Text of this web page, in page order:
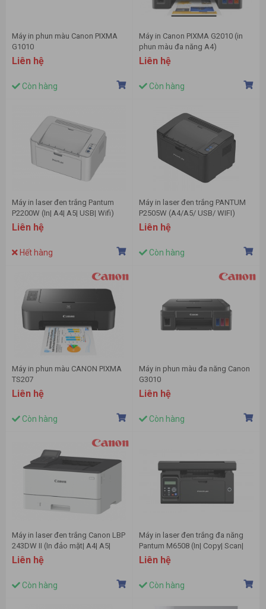
Máy in phun màu Canon PIXMA
G1010
Liên hệ
Còn hàng
Máy in Canon PIXMA G2010 (in
phun màu đa năng A4)
Liên hệ
Còn hàng
Máy in laser đen trắng Pantum
P2200W (In| A4| A5| USB| Wifi)
Liên hệ
Hết hàng
Máy in laser đen trắng PANTUM
P2505W (A4/A5/ USB/ WIFI)
Liên hệ
Còn hàng
Máy in phun màu CANON PIXMA
TS207
Liên hệ
Còn hàng
Máy in phun màu đa năng Canon
G3010
Liên hệ
Còn hàng
Máy in laser đen trắng Canon LBP
243DW II (In đảo mặt| A4| A5|
USB| LAN| WIFI)
Liên hệ
Còn hàng
Máy in laser đen trắng đa năng
Pantum M6508 (In| Copy| Scan|
A4| A5| USB)
Liên hệ
Còn hàng